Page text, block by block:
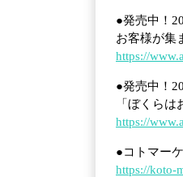
●発売中！
お客様が集
https://
●発売中！
「ぼくらは
https://
●コトマー
https://koto-